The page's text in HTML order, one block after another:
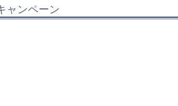
ャンペーン